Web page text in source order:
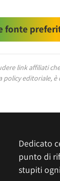
fonte
link affiliati
policy editoriale, è
Dedicato
punto di
stupiti